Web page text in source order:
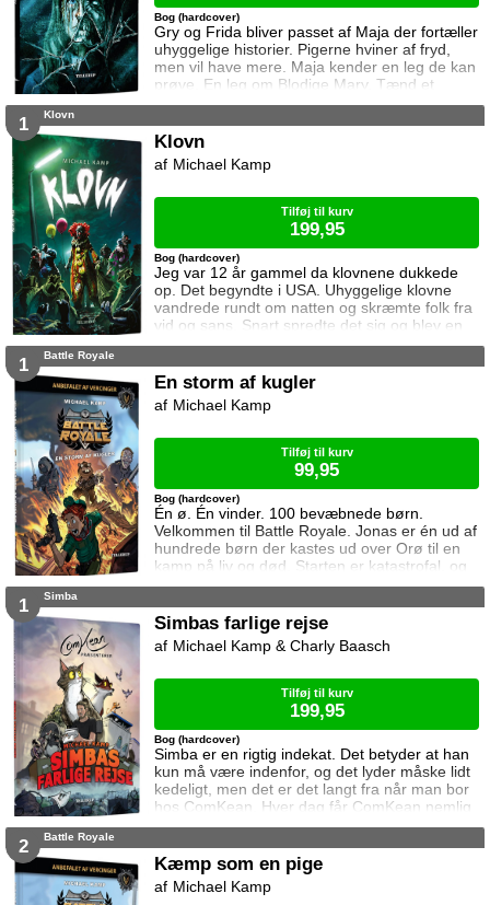
Gry og Frida bliver passet af Maja der fortæller
uhyggelige historier. Pigerne hviner af fryd,
men vil have mere. Maja kender en leg de kan
prøve. En leg om Blodige Mary. Tænd et
stearinlys og stå foran spejlet. Kald på hende
lidt uhyggeligt. Heldigvis er det bare for sjov,
Bog (hardcover)
1 Klovn
Klovn
Jeg var 12 år gammel da klovnene dukkede
op. Det begyndte i USA. Uhyggelige klovne
vandrede rundt om natten og skræmte folk fra
vid og sans. Snart spredte det sig og blev en
hel epidemi. De nåede helt til Danmark. Endda
'sjove' historier, enten med klovne der
skræmte folk, eller klovne der blev overfaldet
af de skræmte. Langt de fleste var selvfølgelig
Bog (hardcover)
Michael Kamp
Tilføj til kurv
199,95
1 Battle Royale
En storm af kugler
Én ø. Én vinder. 100 bevæbnede børn.
Velkommen til Battle Royale. Jonas er én ud af
hundrede børn der kastes ud over Orø til en
kamp på liv og død. Starten er katastrofal, og
han mister sin pistol. Kun bevæbnet med en
skydeglade modstandere derude.
Bog (hardcover)
Michael Kamp
Tilføj til kurv
99,95
1 Simba
Simbas farlige rejse
Simba er en rigtig indekat. Det betyder at han
kun må være indenfor, og det lyder måske lidt
kedeligt, men det er det langt fra når man bor
hos ComKean. Hver dag får ComKean nemlig
en masse spændende pakker med gaver og
dag glemmer postbuddet at lukke døren efter
sig, og Simbas nysgerrighed er for stor. Han
løber ud i opgangen og ud på gaden, og
Bog (hardcover)
Michael Kamp & Charly Baasch
Tilføj til kurv
199,95
2 Battle Royale
Kæmp som en pige
Michael Kamp